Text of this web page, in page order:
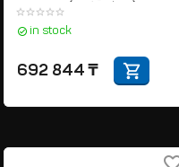
система (Сабвуфер)
in stock
692 844 ₸